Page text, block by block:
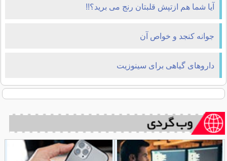
آیا شما هم ازتپش قلبتان رنج می برید؟!!
جوانه کنجد و خواص آن
داروهای گیاهی برای سینوزیت